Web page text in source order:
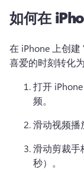
如何在
在 iPhone 上创建
喜爱的时刻转化
打开
频。
滑动视频播
滑动剪裁手
秒）。